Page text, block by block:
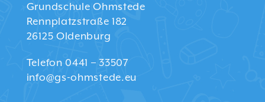
Grundschule Ohmstede
Rennplatzstraße 182
26125 Oldenburg
Telefon 0441 – 33507
info@gs-ohmstede.eu